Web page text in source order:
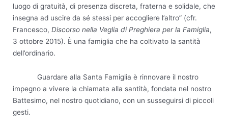
luogo di gratuità, di presenza discreta, fraterna e solidale, che
insegna ad uscire da sé stessi per accogliere l’altro” (cfr.
Francesco, Discorso nella Veglia di Preghiera per la Famiglia,
3 ottobre 2015). È una famiglia che ha coltivato la santità
dell’ordinario.
Guardare alla Santa Famiglia è rinnovare il nostro
impegno a vivere la chiamata alla santità, fondata nel nostro
Battesimo, nel nostro quotidiano, con un susseguirsi di piccoli
gesti.